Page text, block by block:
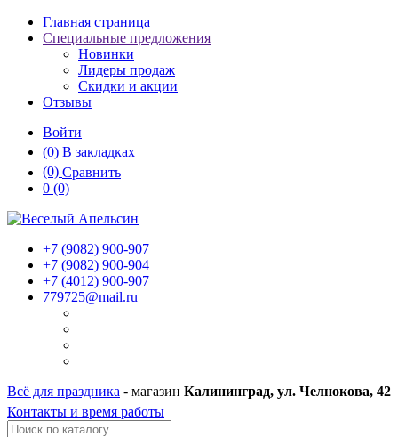
Главная страница
Специальные предложения
Новинки
Лидеры продаж
Скидки и акции
Отзывы
Войти
(0) В закладках
(0) Сравнить
0 (0)
+7 (9082) 900-907
+7 (9082) 900-904
+7 (4012) 900-907
779725@mail.ru
Всё для праздника - магазин Калининград, ул. Челнокова, 42
Контакты и время работы